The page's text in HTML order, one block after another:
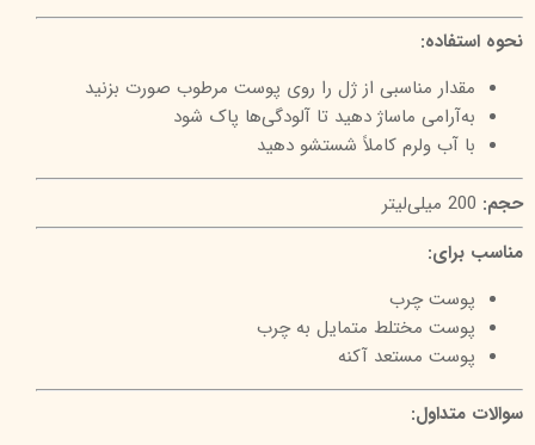
نحوه استفاده:
مقدار مناسبی از ژل را روی پوست مرطوب صورت بزنید
به‌آرامی ماساژ دهید تا آلودگی‌ها پاک شود
با آب ولرم کاملاً شستشو دهید
حجم: 200 میلی‌لیتر
مناسب برای:
پوست چرب
پوست مختلط متمایل به چرب
پوست مستعد آکنه
سوالات متداول: